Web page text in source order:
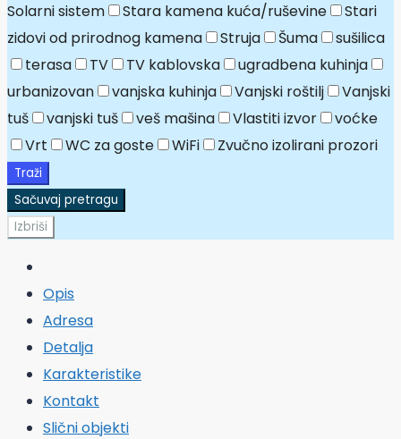
Solarni sistem
Stara kamena kuća/ruševine
Stari
zidovi od prirodnog kamena
Struja Šuma
sušilica
terasa
TV TV kablovska
ugradbena kuhinja
urbanizovan
vanjska kuhinja Vanjski roštilj
Vanjski
tuš
vanjski tuš veš mašina Vlastiti izvor
voćke
Vrt
WC za goste WiFi Zvučno izolirani prozori
Traži
Sačuvaj pretragu
Izbriši
Opis
Adresa
Detalja
Karakteristike
Kontakt
Slični objekti